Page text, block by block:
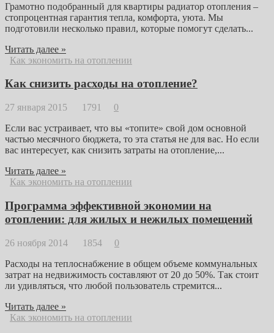
Грамотно подобранный для квартиры радиатор отопления –
стопроцентная гарантия тепла, комфорта, уюта. Мы
подготовили несколько правил, которые помогут сделать...
Читать далее »
Как экономить на отоплении
Как снизить расходы на отопление?
27 января 2015 1791 0
Если вас устраивает, что вы «топите» свой дом основной
частью месячного бюджета, то эта статья не для вас. Но если
вас интересует, как снизить затраты на отопление,...
Читать далее »
Как экономить на отоплении
Программа эффективной экономии на
отоплении: для жилых и нежилых помещений
26 ноября 2014 1854 0
Расходы на теплоснабжение в общем объеме коммунальных
затрат на недвижимость составляют от 20 до 50%. Так стоит
ли удивляться, что любой пользователь стремится...
Читать далее »
Как экономить на отоплении